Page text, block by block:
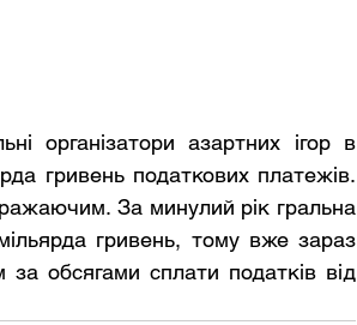
організатори азартних ігор в
гривень податкових платежів.
За минулий рік гральна
гривень, тому вже зараз
обсягами сплати податків від